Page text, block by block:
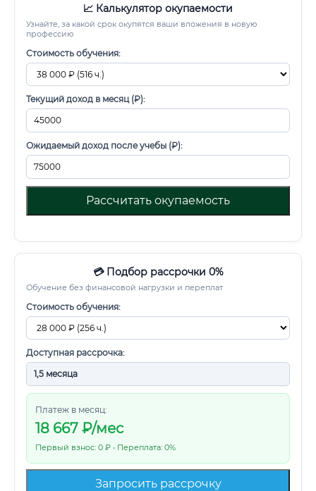
📈 Калькулятор окупаемости
Узнайте, за какой срок окупятся ваши вложения в новую
профессию
Стоимость обучения:
Текущий доход в месяц (₽):
Ожидаемый доход после учебы (₽):
Рассчитать окупаемость
💳 Подбор рассрочки 0%
Обучение без финансовой нагрузки и переплат
Стоимость обучения:
Доступная рассрочка:
Платеж в месяц:
18 667 ₽/мес
Первый взнос: 0 ₽ • Переплата: 0%
Запросить рассрочку